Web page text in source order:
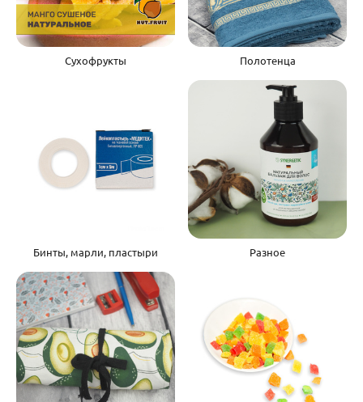
Сухофрукты Полотенца
Бинты, марли, пластыри Разное